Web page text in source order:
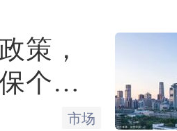
策，
个税
市场